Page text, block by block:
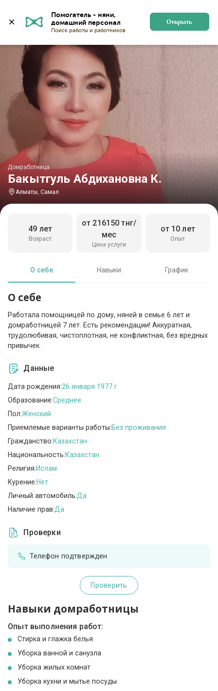
Помогатель - няни,
Поиск работы и работников
Открыть
Бакытгуль Абдихановна К.
Домработница
Алматы, Самал
Возраст
49 лет
Цена услуги
от 216150 тнг/
мес
Опыт
от 10 лет
О себе Навыки График
О себе
Работала помощницей по дому, няней в семье 6 лет и
домработницей 7 лет. Есть рекомендации! Аккуратная,
трудолюбивая, чистоплотная, не конфликтная, без вредных
привычек.
Данные
Дата рождения:26 января 1977 г.
Образование:Среднее
Пол:Женский
Приемлемые варианты работы:Без проживания
Гражданство:Казахстан
Национальность:Казахстан
Религия:Ислам
Курение:Нет
Личный автомобиль:Да
Наличие прав:Да
Проверки
Телефон подтвержден
Проверить
Навыки домработницы
Опыт выполнения работ:
Стирка и глажка белья
Уборка ванной и санузла
Уборка жилых комнат
Уборка кухни и мытье посуды